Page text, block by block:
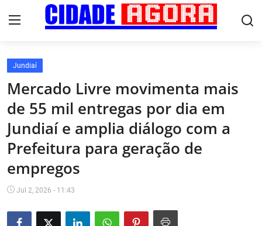
Início
Fale Conosco
Brasil
Esportes
Tecnologia
Jundiaí
Mercado Livre movimenta mais
de 55 mil entregas por dia em
Jundiaí e amplia diálogo com a
Prefeitura para geração de
empregos
Jul 2, 2026 - 11:43